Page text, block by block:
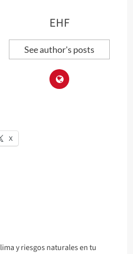
EHF
See author's posts
X
y riesgos naturales en tu